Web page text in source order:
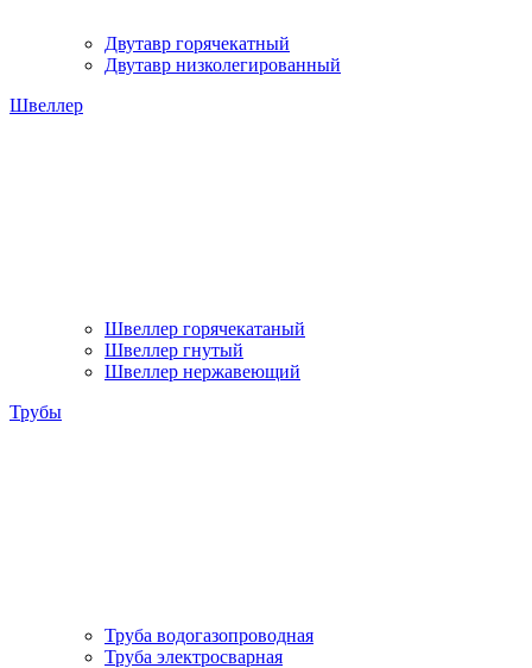
Двутавр горячекатный
Двутавр низколегированный
Швеллер
Швеллер горячекатаный
Швеллер гнутый
Швеллер нержавеющий
Трубы
Труба водогазопроводная
Труба электросварная